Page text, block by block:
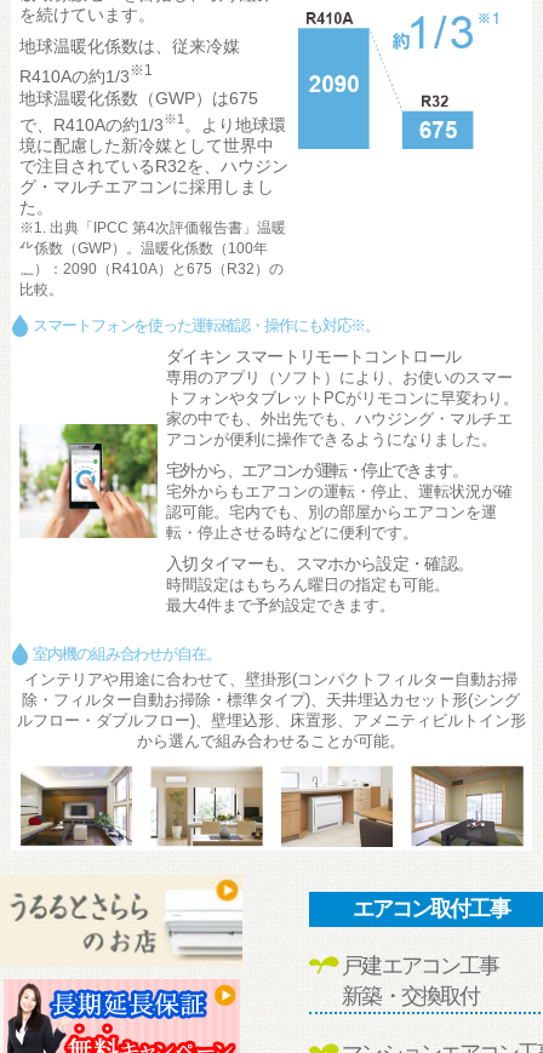
を続けています。
地球温暖化係数は、従来冷媒
R410Aの約1/3※1
地球温暖化係数（GWP）は675
で、R410Aの約1/3※1。より地球環
境に配慮した新冷媒として世界中
で注目されているR32を、ハウジン
グ・マルチエアコンに採用しまし
た。
※1. 出典「IPCC 第4次評価報告書」温暖
化係数（GWP）。温暖化係数（100年
値）：2090（R410A）と675（R32）の
比較。
スマートフォンを使った運転確認・操作にも対応※。
ダイキン スマートリモートコントロール
専用のアプリ（ソフト）により、お使いのスマー
トフォンやタブレットPCがリモコンに早変わり。
家の中でも、外出先でも、ハウジング・マルチエ
アコンが便利に操作できるようになりました。
宅外から、エアコンが運転・停止できます。
宅外からもエアコンの運転・停止、運転状況が確
認可能。宅内でも、別の部屋からエアコンを運
転・停止させる時などに便利です。
入切タイマーも、スマホから設定・確認。
時間設定はもちろん曜日の指定も可能。
最大4件まで予約設定できます。
室内機の組み合わせが自在。
インテリアや用途に合わせて、壁掛形(コンパクトフィルター自動お掃
除・フィルター自動お掃除・標準タイプ)、天井埋込カセット形(シング
ルフロー・ダブルフロー)、壁埋込形、床置形、アメニティビルトイン形
から選んで組み合わせることが可能。
エアコン取付工事
戸建エアコン工事
新築・交換取付